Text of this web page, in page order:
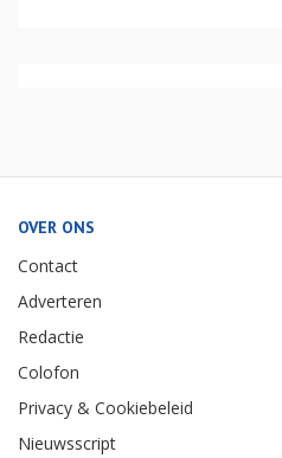
OVER ONS
Contact
Adverteren
Redactie
Colofon
Privacy & Cookiebeleid
Nieuwsscript